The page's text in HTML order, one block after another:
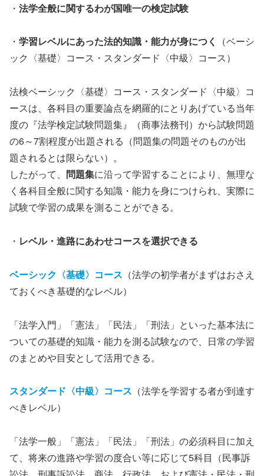
・ 法学全般に関するわが国唯一の検定試験
・ 学習レベルにあった法的知識・能力が身につく
（ベーシ
ック〈基礎〉コース・スタンダード〈中級〉コース）
法検ベーシック〈基礎〉コース・スタンダード〈中級〉コ
ースは、各科目の重要論点を網羅的にとりあげている当年
度の『法学検定試験問題集』（商事法務刊）から試験問題
の6～7割程度が出題される（問題集の問題そのものが出
題されるとは限らない）。
したがって、 問題集に沿って学習することにより、無理な
く各科目全般に関する知識・能力を身につけられ、実際に
試験で学習の成果を測ることができる。
・ レベル・進路にあわせコースを選択できる
ベーシック〈基礎〉コース （法学の初学者がまずはおさえ
ておくべき基礎的なレベル）
「法学入門」「憲法」「民法」「刑法」といった基本法に
ついての基礎的知識・能力を測る試験なので、日常の学習
のまとめや目安として活用できる。
スタンダード〈中級〉コース （法学を学習する者が到達す
べきレベル）
「法学一般」「憲法」「民法」「刑法」の必須科目に加え
て、将来の進路や学習の度合い等に応じて5科目（民事訴